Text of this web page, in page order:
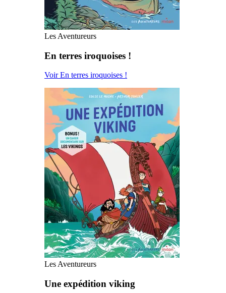
Les Aventureurs
En terres iroquoises !
Voir En terres iroquoises !
Les Aventureurs
Une expédition viking